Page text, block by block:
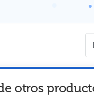
otros